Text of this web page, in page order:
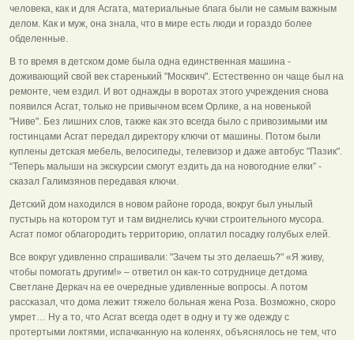
человека, как и для Асгата, материальные блага были не самым важным
делом. Как и муж, она знала, что в мире есть люди и гораздо более
обделенные.
В то время в детском доме была одна единственная машина -
доживающий свой век старенький "Москвич". Естественно он чаще был на
ремонте, чем ездил. И вот однажды в воротах этого учреждения снова
появился Асгат, только не привычном всем Орлике, а на новенькой
"Ниве". Без лишних слов, также как это всегда было с привозимыми им
гостинцами Асгат передал директору ключи от машины. Потом были
куплены детская мебель, велосипеды, телевизор и даже автобус "Пазик".
“Теперь малыши на экскурсии смогут ездить да на новогодние елки” -
сказал Галимзянов передавая ключи.
Детский дом находился в новом районе города, вокруг был унылый
пустырь на котором тут и там виднелись кучки строительного мусора.
Асгат помог облагородить территорию, оплатил посадку голубых елей.
Все вокруг удивленно спрашивали: "Зачем ты это делаешь?" «Я живу,
чтобы помогать другим!» – ответил он как-то сотруднице детдома
Светлане Деркач на ее очередные удивленные вопросы. А потом
рассказал, что дома лежит тяжело больная жена Роза. Возможно, скоро
умрет… Ну а то, что Асгат всегда одет в одну и ту же одежду с
протертыми локтями, испачканную на коленях, объяснялось не тем, что